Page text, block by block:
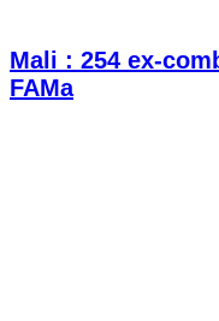
Mali : 254 ex-
FAMa